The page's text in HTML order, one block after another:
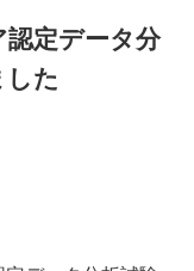
定データ分
た